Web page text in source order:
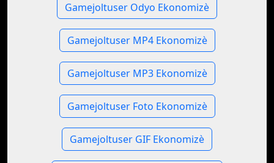
Gamejoltuser Odyo Ekonomizè
Gamejoltuser MP4 Ekonomizè
Gamejoltuser MP3 Ekonomizè
Gamejoltuser Foto Ekonomizè
Gamejoltuser GIF Ekonomizè